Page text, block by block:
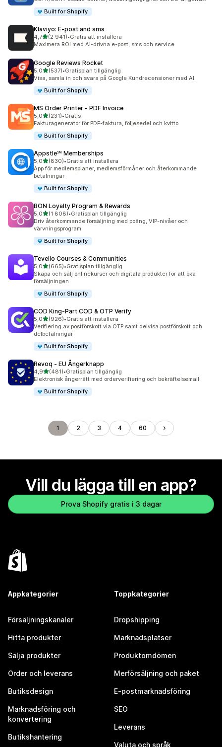
Built for Shopify
Klaviyo: E‑post and sms
4,7av 5 stjärnor
(2 941)
2941 recensioner totalt
•Gratis att installera
Maximera ROI med AI-drivna e-post, sms och service
Google Reviews Rocket
5,0av 5 stjärnor
(537)
537 recensioner totalt
•Gratisplan tillgänglig
Visa, samla in och svara på Google Kundrecensioner med AI.
Built for Shopify
MS Order Printer ‑ PDF Invoice
5,0av 5 stjärnor
(231)
231 recensioner totalt
•Gratis
Fakturagenerator för PDF-faktura, följesedel och kvitto
Built for Shopify
Appstle℠ Memberships
5,0av 5 stjärnor
(830)
830 recensioner totalt
•Gratis att installera
App för medlemsplaner, medlemsförmåner och återkommande
betalningar
Built for Shopify
BON Loyalty Program & Rewards
5,0av 5 stjärnor
(1 808)
1808 recensioner totalt
•Gratisplan tillgänglig
Driv återkommande försäljning med poäng, VIP-nivåer och
värvningsprogram
Built for Shopify
Tevello Courses & Communities
5,0av 5 stjärnor
(665)
665 recensioner totalt
•Gratisplan tillgänglig
Skapa och sälj onlinekurser och digitala produkter för att öka
försäljningen
Built for Shopify
COD King‑Part COD & OTP Verify
5,0av 5 stjärnor
(926)
926 recensioner totalt
•Gratis att installera
Verifiering av postförskott via OTP samt delvisa postförskott och
delbetalningar
Built for Shopify
Revoq ‑ EU Ångerknapp
4,9av 5 stjärnor
(481)
481 recensioner totalt
•Gratisplan tillgänglig
Elektronisk ångerrätt med orderverifiering och bekräftelsemail
Built for Shopify
1 2 3 4 60
Vill du lägga till en app?
Prova Shopify gratis i 3 dagar
Appkategorier
Försäljningskanaler
Hitta produkter
Sälja produkter
Order och leverans
Butiksdesign
Marknadsföring och
konvertering
Butikshantering
Toppkategorier
Dropshipping
Marknadsplatser
Produktomdömen
Merförsäljning och paket
E-postmarknadsföring
SEO
Leverans
Valuta och språk